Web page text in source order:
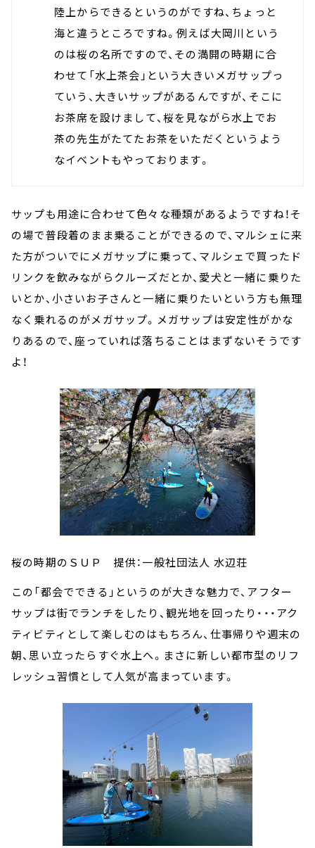
陸上からできるというのがですね、ちょっと
海と違うところですね。例えば大岡川という
のは桜の名所ですので、その満開の時期に合
わせて「水上茶会」という大きいメガサップっ
ていう、大きいサップがあるんですが、そこに
お茶席を設けまして、桜を見ながら水上でお
茶の先生がたてたお茶をいただくというよう
なイベントもやっております。
サップも用途に合わせて色々な種類があるようですね！そ
の場で普段着のまま乗ることができるので、マルシェに来
た方がついでにメガサップに乗って、マルシェで買ったド
リンクを飲みながらクルーズだとか、愛犬と一緒に乗りた
いとか、小さいお子さんと一緒に乗りたいという方も無理
なく乗れるのがメガサップ。メガサップは安定性がかな
りあるので、座っていれば落ちることはまずないそうです
よ！
桜の時期のＳＵＰ 提供：一般社団法人 水辺荘
この「都会でできる」というのが大きな魅力で、アフター
サップは街でランチをしたり、観光地を回ったり・・・アク
ティビティとして楽しむのはもちろん、仕事帰りや週末の
朝、思い立ったらすぐ水上へ。まさに新しい都市型のリフ
レッシュ習慣として人気が高まっています。